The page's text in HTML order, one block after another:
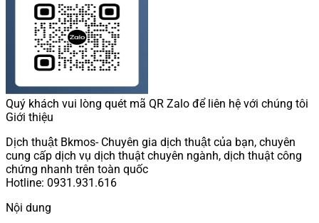
Quý khách vui lòng quét mã QR Zalo để liên hệ với chúng tôi
Giới thiệu
Dịch thuật Bkmos- Chuyên gia dịch thuật của bạn, chuyên
cung cấp dịch vụ dịch thuật chuyên ngành, dịch thuật công
chứng nhanh trên toàn quốc
Hotline: 0931.931.616
Nội dung